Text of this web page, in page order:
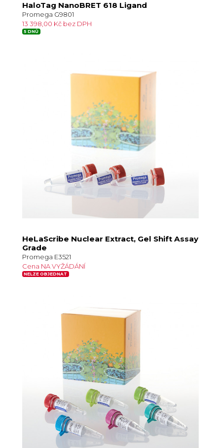
HaloTag NanoBRET 618 Ligand
Promega G9801
13 398,00 Kč bez DPH
5 DNŮ
HeLaScribe Nuclear Extract, Gel Shift Assay
Grade
Promega E3521
Cena NA VYŽÁDÁNÍ
NELZE OBJEDNAT